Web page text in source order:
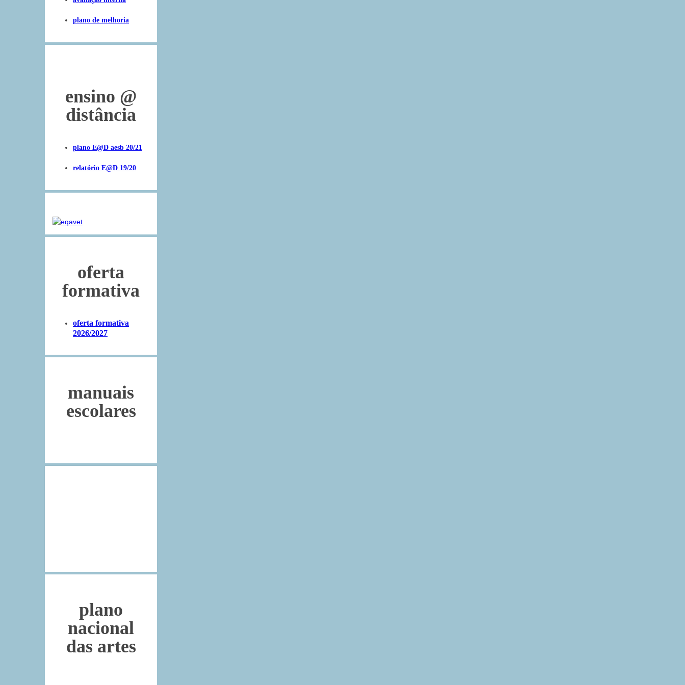
plano de melhoria
ensino @
distância
plano E@D aesb 20/21
relatório E@D 19/20
oferta
formativa
oferta formativa
2026/2027
manuais
escolares
plano
nacional
das artes